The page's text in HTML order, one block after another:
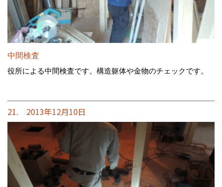
中間検査
役所による中間検査です。構造躯体や金物のチェックです。
21. 2013年12月10日